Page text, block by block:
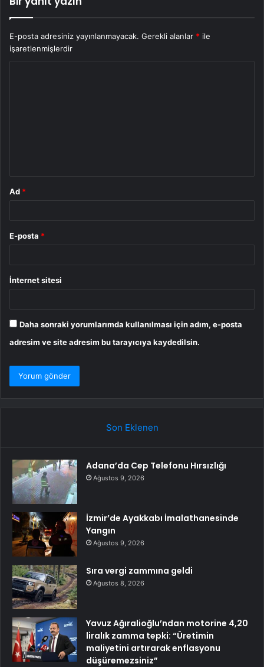
E-posta adresiniz yayınlanmayacak. Gerekli alanlar * ile
işaretlenmişlerdir
Ad *
E-posta *
İnternet sitesi
Daha sonraki yorumlarımda kullanılması için adım, e-posta
adresim ve site adresim bu tarayıcıya kaydedilsin.
Son Eklenen
Adana’da Cep Telefonu Hırsızlığı
Ağustos 9, 2026
İzmir’de Ayakkabı İmalathanesinde
Yangın
Ağustos 9, 2026
Sıra vergi zammına geldi
Ağustos 8, 2026
Yavuz Ağıralioğlu’ndan motorine 4,20
liralık zamma tepki: “Üretimin
maliyetini artırarak enflasyonu
düşüremezsiniz”